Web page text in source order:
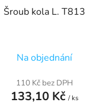
Šroub kola L. T813
Na objednání
110 Kč bez DPH
133,10 Kč / ks